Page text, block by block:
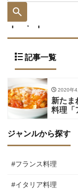
トマト
記事一覧
2020年4
新たま
料理「
ジャンルから探す
#フランス料理
#イタリア料理